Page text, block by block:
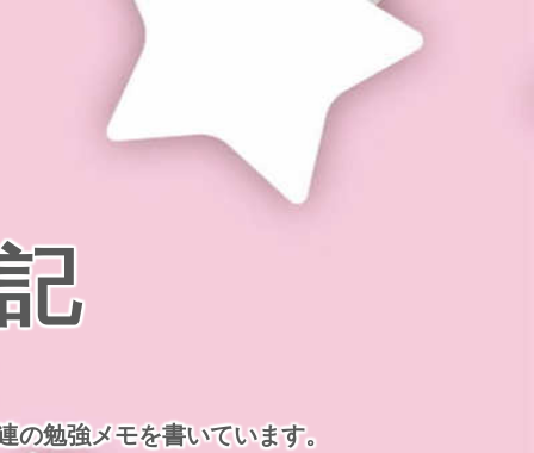
勉強メモを書いています。